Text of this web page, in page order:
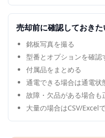
売却前に確認しておきた
銘板写真を撮る
型番とオプションを確認
付属品をまとめる
通電できる場合は通電状
故障・欠品がある場合も
大量の場合はCSV/Excel